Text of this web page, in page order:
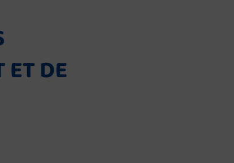
ET DE